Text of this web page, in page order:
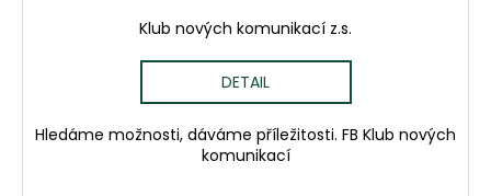
Klub nových komunikací z.s.
DETAIL
Hledáme možnosti, dáváme příležitosti. FB Klub nových
komunikací